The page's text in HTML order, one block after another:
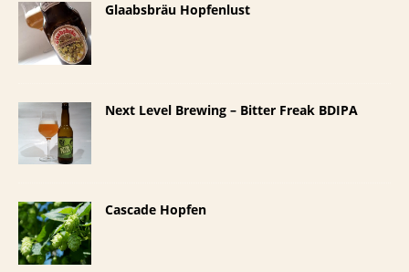
Glaabsbräu Hopfenlust
Next Level Brewing – Bitter Freak BDIPA
Cascade Hopfen